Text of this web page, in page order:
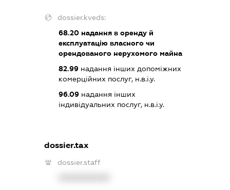
dossier.kveds:
68.20 надання в оренду й
експлуатацію власного чи
орендованого нерухомого майна
82.99 надання інших допоміжних
комерційних послуг, н.в.і.у.
96.09 надання інших
індивідуальних послуг, н.в.і.у.
dossier.tax
dossier.staff